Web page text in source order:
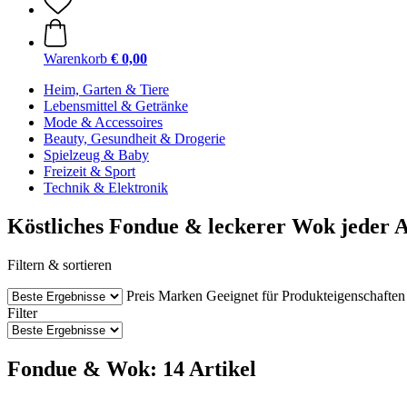
Warenkorb € 0,00
Heim, Garten & Tiere
Lebensmittel & Getränke
Mode & Accessoires
Beauty, Gesundheit & Drogerie
Spielzeug & Baby
Freizeit & Sport
Technik & Elektronik
Köstliches Fondue & leckerer Wok jeder
Filtern & sortieren
Preis Marken Geeignet für Produkteigenschaften
Filter
Fondue & Wok: 14 Artikel